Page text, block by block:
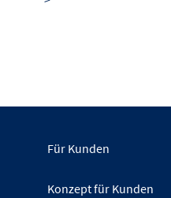
Für Kunden
Konzept für Kunden